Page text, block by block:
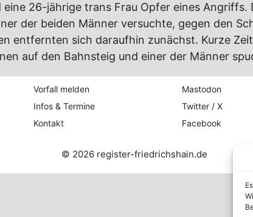
26-jährige trans Frau Opfer eines
der beiden Männer versuchte, gegen den
entfernten sich daraufhin zunächst. Kurze
auf den Bahnsteig und einer der Männer
Vorfall melden
Infos & Termine
Kontakt
Mastodon
Twitter / X
Facebook
© 2026 register-friedrichshain.de